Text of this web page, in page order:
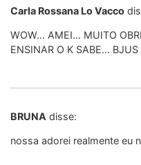
Carla Rossana Lo Vacco
WOW… AMEI… MUITO
ENSINAR O K SABE… BJUS
BRUNA disse:
nossa adorei realmente eu